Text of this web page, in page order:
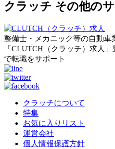
クラッチ その他の
整備士・メカニック等の自動車
「CLUTCH（クラッチ）求人
で転職をサポート
クラッチについて
特集
お気に入りリスト
運営会社
個人情報保護方針